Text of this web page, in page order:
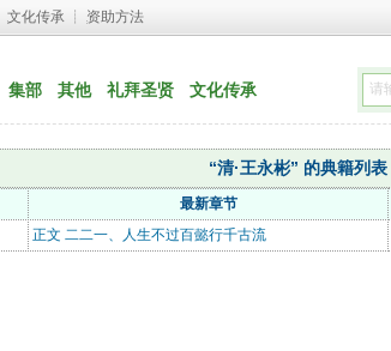
文化传承 ┊ 资助方法
集部 其他 礼拜圣贤 文化传承
“清·王永彬” 的典籍列表
最新章节
正文 二二一、人生不过百懿行千古流